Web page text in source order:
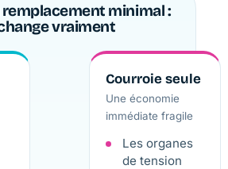
minimal :
vraiment
Courroie seule
Une économie
immédiate fragile
Les organes
de tension